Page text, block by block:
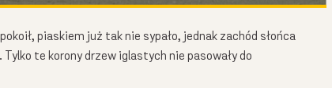
piaskiem już tak nie sypało, jednak zachód słońca
te korony drzew iglastych nie pasowały do